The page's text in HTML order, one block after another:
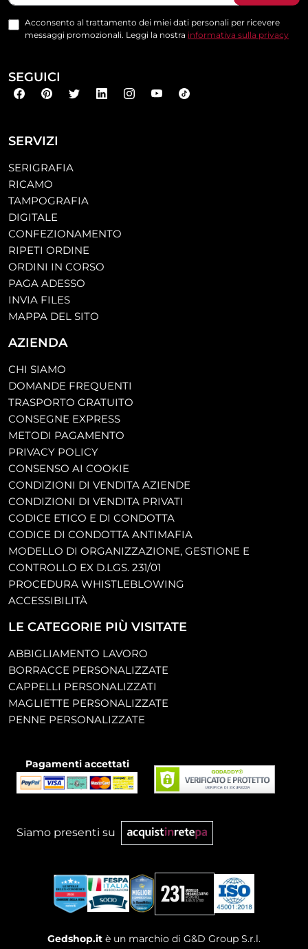
SERVIZI
SERIGRAFIA
RICAMO
TAMPOGRAFIA
DIGITALE
CONFEZIONAMENTO
RIPETI ORDINE
ORDINI IN CORSO
PAGA ADESSO
INVIA FILES
MAPPA DEL SITO
AZIENDA
CHI SIAMO
DOMANDE FREQUENTI
TRASPORTO GRATUITO
CONSEGNE EXPRESS
METODI PAGAMENTO
PRIVACY POLICY
CONSENSO AI COOKIE
CONDIZIONI DI VENDITA AZIENDE
CONDIZIONI DI VENDITA PRIVATI
CODICE ETICO E DI CONDOTTA
CODICE DI CONDOTTA ANTIMAFIA
MODELLO DI ORGANIZZAZIONE, GESTIONE E
CONTROLLO EX D.LGS. 231/01
PROCEDURA WHISTLEBLOWING
ACCESSIBILITÀ
LE CATEGORIE PIÙ VISITATE
ABBIGLIAMENTO LAVORO
BORRACCE PERSONALIZZATE
CAPPELLI PERSONALIZZATI
MAGLIETTE PERSONALIZZATE
PENNE PERSONALIZZATE
Acconsento al trattamento dei miei dati personali per ricevere
messaggi promozionali. Leggi la nostra informativa sulla privacy
SEGUICI
Pagamenti accettati
Siamo presenti su
Gedshop.it è un marchio di G&D Group S.r.l.